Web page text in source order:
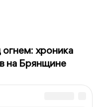
хроника
на Брянщине